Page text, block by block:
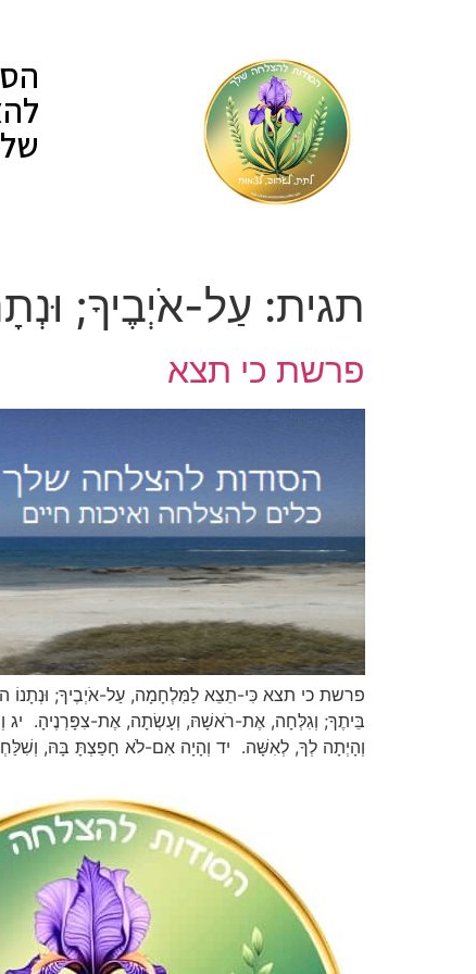
תגית: עַל-אֹיְבֶיךָ;
פרשת כי תצא
פרשת כי תצא כִּי-תֵצֵא לַמִּלְחָמָה, עַל-אֹיְבֶיךָ;
בֵּיתֶךָ; וְגִלְּחָה, אֶת-רֹאשָׁהּ, וְעָשְׂתָה, אֶת-צִפָּרְנֶיהָ. יג
וְהָיְתָה לְךָ, לְאִשָּׁה. יד וְהָיָה אִם-לֹא חָפַצְתָּ בָּהּ,